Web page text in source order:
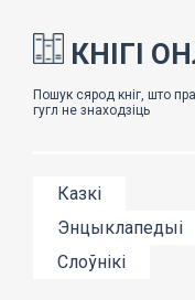
КНІГІ
Казкі
Энцыклапедыі
Слоўнікі